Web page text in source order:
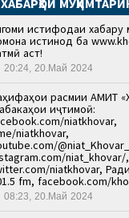
истифодаи хабару
истинод ба
аст!
20:24, 20.Май 2024
расмии АМИТ
иҷтимоӣ:
niatkhovar,
niatkhovar,
niat_khovar/,
niatkhovar,
fm, facebook.com/
08:23, 20.Май 2024